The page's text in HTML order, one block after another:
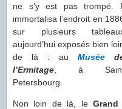
ne s’y est pas trompé.
immortalisa l’endroit en
sur plusieurs
aujourd’hui exposés bien
de là : au Musée
l’Ermitage , à
Petersbourg.
Non loin de là, le